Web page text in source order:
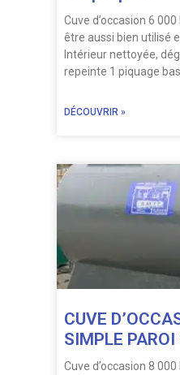
Cuve d’occasion 6
être aussi bien utilisé
Intérieur nettoyée,
repeinte 1 piquage bas
DÉCOUVRIR »
CUVE
SIMPLE
Cuve d’occasion 8